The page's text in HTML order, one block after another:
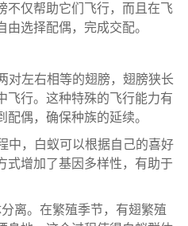
不仅帮助它们飞行，而且在飞
选择配偶，完成交配。
对左右相等的翅膀，翅膀狭长
飞行。这种特殊的飞行能力有
偶，确保种族的延续。
中，白蚁可以根据自己的喜好
式增加了基因多样性，有助于
离。在繁殖季节，有翅繁殖